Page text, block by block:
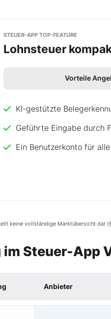
STEUER-APP TOP-FEATURE
Lohnsteuer
Vorteile
KI-gestützte
Geführte Eingabe durch
Ein Benutzerkonto für
keine vollständige Marktübersicht dar
Steuer-App
Anbieter